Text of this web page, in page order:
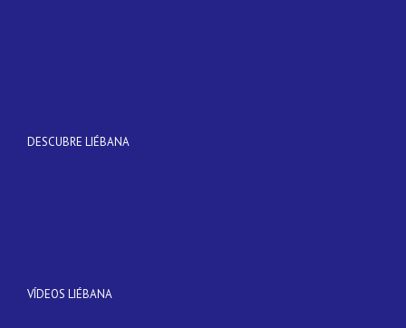
DESCUBRE LIÉBANA
VÍDEOS LIÉBANA